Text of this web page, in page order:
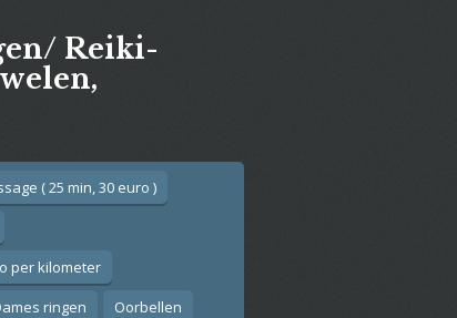
Reiki-
( 25 min, 30 euro )
per kilometer
ringen
Oorbellen